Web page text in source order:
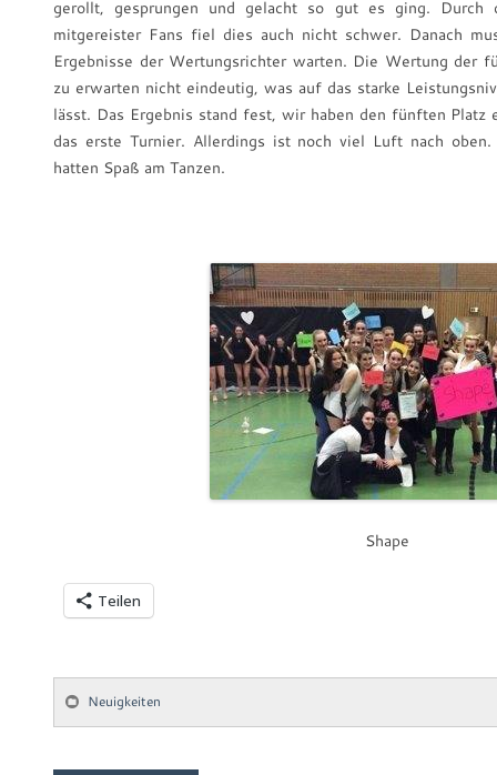
gerollt, gesprungen und gelacht so gut es ging. Durch
mitgereister Fans fiel dies auch nicht schwer. Danach
Ergebnisse der Wertungsrichter warten. Die Wertung der
zu erwarten nicht eindeutig, was auf das starke
lässt. Das Ergebnis stand fest, wir haben den fünften Platz
das erste Turnier. Allerdings ist noch viel Luft nach
hatten Spaß am Tanzen.
Shape
Teilen
Neuigkeiten